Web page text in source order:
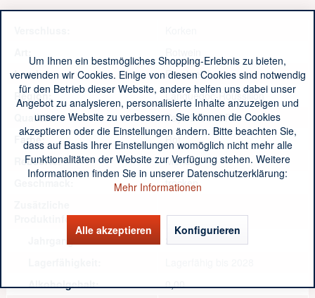
Land:
Frankreich
Region:
Languedoc-Roussillon
Qualität:
Pays D'Oc IGP
Farbe:
Rot
Rebsorte:
Merlot
trocken
Produktinformationen:
2024
Alkoholgehalt:
0,00
Um Ihnen ein bestmögliches Shopping-Erlebnis zu bieten,
verwenden wir Cookies. Einige von diesen Cookies sind notwendig
für den Betrieb dieser Website, andere helfen uns dabei unser
Angebot zu analysieren, personalisierte Inhalte anzuzeigen und
unsere Website zu verbessern. Sie können die Cookies
akzeptieren oder die Einstellungen ändern. Bitte beachten Sie,
dass auf Basis Ihrer Einstellungen womöglich nicht mehr alle
Funktionalitäten der Website zur Verfügung stehen. Weitere
Informationen finden Sie in unserer Datenschutzerklärung:
Mehr Informationen
Alle akzeptieren Konfigurieren